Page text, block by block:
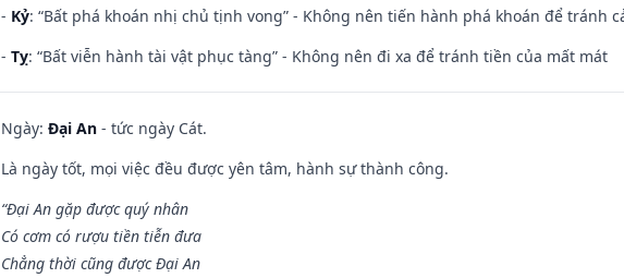
- Kỷ: “Bất phá khoán nhị chủ tịnh vong” - Không nên tiến hành phá khoán để tránh
- Tỵ: “Bất viễn hành tài vật phục tàng” - Không nên đi xa để tránh tiền của mất mát
Ngày: Đại An - tức ngày Cát.
Là ngày tốt, mọi việc đều được yên tâm, hành sự thành công.
“Đại An gặp được quý nhân
Có cơm có rượu tiền tiễn đưa
Chẳng thời cũng được Đại An